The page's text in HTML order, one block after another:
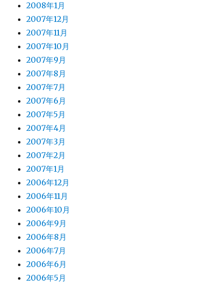
2008年1月
2007年12月
2007年11月
2007年10月
2007年9月
2007年8月
2007年7月
2007年6月
2007年5月
2007年4月
2007年3月
2007年2月
2007年1月
2006年12月
2006年11月
2006年10月
2006年9月
2006年8月
2006年7月
2006年6月
2006年5月